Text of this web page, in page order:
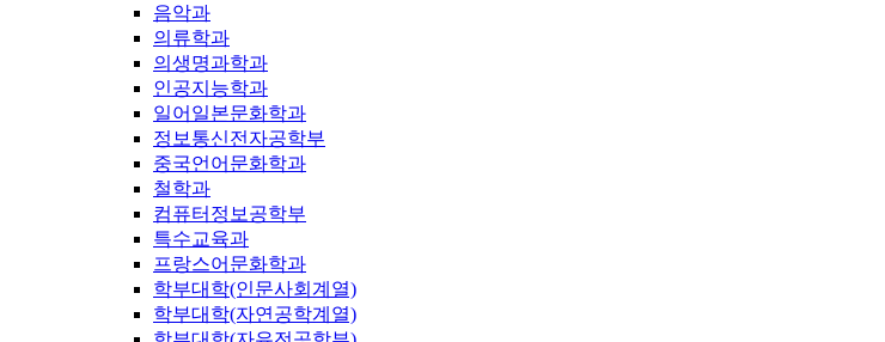
음악과
의류학과
의생명과학과
인공지능학과
일어일본문화학과
정보통신전자공학부
중국언어문화학과
철학과
컴퓨터정보공학부
특수교육과
프랑스어문화학과
학부대학(인문사회계열)
학부대학(자연공학계열)